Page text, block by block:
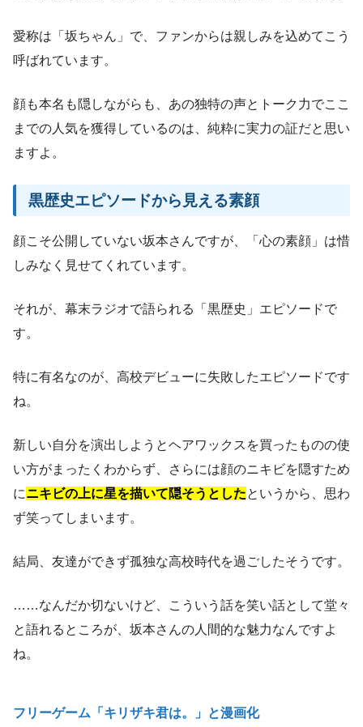
愛称は「坂ちゃん」で、ファンからは親しみを込めてこう
呼ばれています。
顔も本名も隠しながらも、あの独特の声とトーク力でここ
までの人気を獲得しているのは、純粋に実力の証だと思い
ますよ。
黒歴史エピソードから見える素顔
顔こそ公開していない坂本さんですが、「心の素顔」は惜
しみなく見せてくれています。
それが、幕末ラジオで語られる「黒歴史」エピソードで
す。
特に有名なのが、高校デビューに失敗したエピソードです
ね。
新しい自分を演出しようとヘアワックスを買ったものの使
い方がまったくわからず、さらには顔のニキビを隠すため
にニキビの上に星を描いて隠そうとしたというから、思わ
ず笑ってしまいます。
結局、友達ができず孤独な高校時代を過ごしたそうです。
……なんだか切ないけど、こういう話を笑い話として堂々
と語れるところが、坂本さんの人間的な魅力なんですよ
ね。
フリーゲーム「キリザキ君は。」と漫画化